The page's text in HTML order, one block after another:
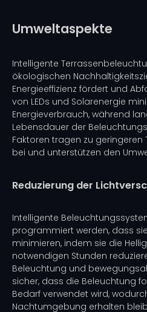
Umweltaspekte
Intelligente
ökologischen
Energieeffizienz fördert und
von LEDs und Solarenergie
Energieverbrauch, während
Lebensdauer der
Faktoren tragen zu
bei und unterstützen den
Reduzierung der
Intelligente
programmiert werden, dass
minimieren, indem sie die
notwendigen Stunden
Beleuchtung und
sicher, dass die Beleuchtung
Bedarf verwendet wird,
Nachtumgebung erhalten